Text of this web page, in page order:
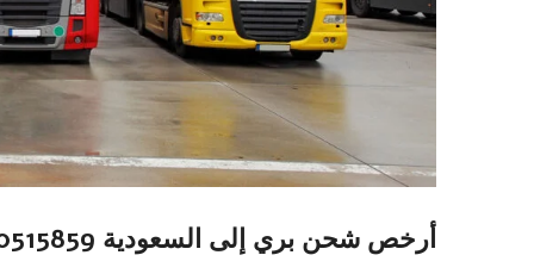
أرخص شحن بري إلى السعودية 01020515859